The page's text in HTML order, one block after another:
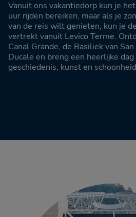
Vanuit ons vakantiedorp kun je
uur rijden bereiken, maar als je
van de reis wilt genieten, kun je
vertrekt vanuit Levico Terme.
Canal Grande, de Basiliek van
Ducale en breng een heerlijke
geschiedenis, kunst en